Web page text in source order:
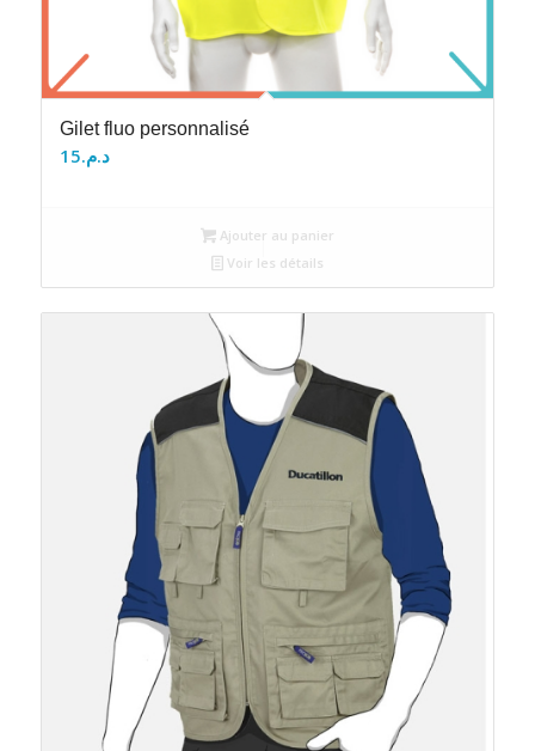
Gilet fluo personnalisé
د.م.15
Ajouter au panier
Voir les détails